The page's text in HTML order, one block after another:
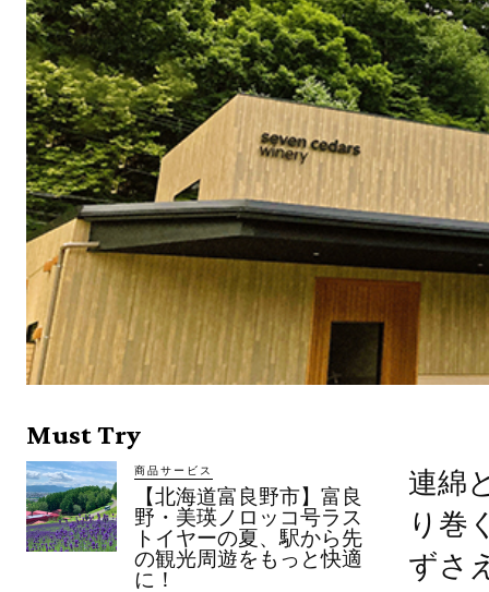
Must Try
商品サービス
【北海道富良野市】富良
野・美瑛ノロッコ号ラス
トイヤーの夏、駅から先
の観光周遊をもっと快適
に！
連綿
り巻
ずさ